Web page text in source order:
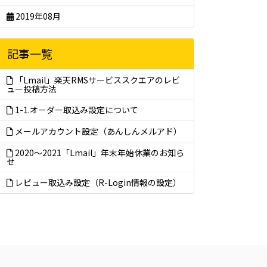
2019年08月
記事一覧
「Lmail」楽天RMSサービススクエアのレビ
ュー投稿方法
1-1.オーダー取込み設定について
メールアカウント設定（あんしんメルアド）
2020～2021「Lmail」年末年始休業のお知ら
せ
レビュー取込み設定（R-Login情報の設定）